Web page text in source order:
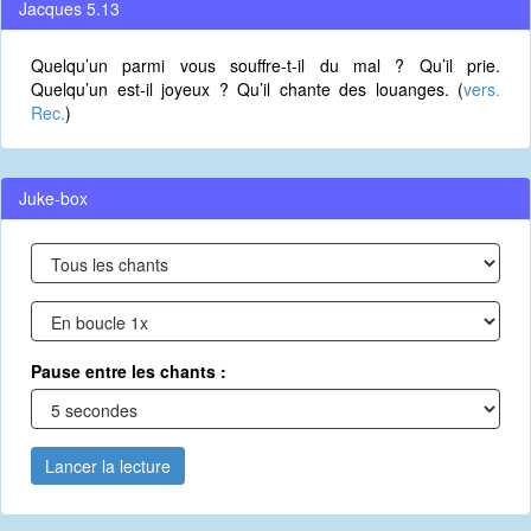
Jacques 5.13
Quelqu’un parmi vous souffre-t-il du mal ? Qu’il prie.
Quelqu’un est-il joyeux ? Qu’il chante des louanges. (vers.
Rec.)
Juke-box
Pause entre les chants :
Lancer la lecture